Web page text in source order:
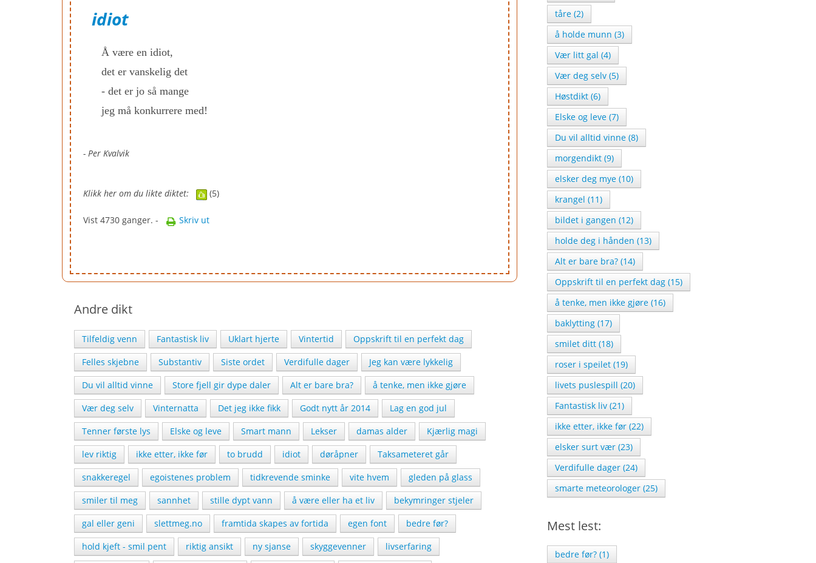
idiot
Å være en idiot,
det er vanskelig det
- det er jo så mange
jeg må konkurrere med!
- Per Kvalvik
Klikk her om du likte diktet: (5)
Vist 4730 ganger. - Skriv ut
Andre dikt
Tilfeldig venn Fantastisk liv Uklart hjerte Vintertid
Oppskrift til en perfekt dag
Felles skjebne
Substantiv Siste ordet Verdifulle dager
Jeg kan være lykkelig
Du vil alltid vinne
Store fjell gir dype daler Alt er bare bra?
å tenke, men ikke gjøre
Vær deg selv
Vinternatta Det jeg ikke fikk Godt nytt år 2014
Lag en god jul
Tenner første lys
Elske og leve Smart mann Lekser damas alder
Kjærlig magi
lev riktig
ikke etter, ikke før to brudd idiot døråpner
Taksameteret går
snakkeregel
egoistenes problem tidkrevende sminke vite hvem
gleden på glass
smiler til meg
sannhet stille dypt vann å være eller ha et liv
bekymringer stjeler
gal eller geni
slettmeg.no framtida skapes av fortida egen font
bedre før?
hold kjeft - smil pent
riktig ansikt ny sjanse skyggevenner
livserfaring
tåre (2)
å holde munn (3)
Vær litt gal (4)
Vær deg selv (5)
Høstdikt (6)
Elske og leve (7)
Du vil alltid vinne (8)
morgendikt (9)
elsker deg mye (10)
krangel (11)
bildet i gangen (12)
holde deg i hånden (13)
Alt er bare bra? (14)
Oppskrift til en perfekt dag (15)
å tenke, men ikke gjøre (16)
baklytting (17)
smilet ditt (18)
roser i speilet (19)
livets puslespill (20)
Fantastisk liv (21)
ikke etter, ikke før (22)
elsker surt vær (23)
Verdifulle dager (24)
smarte meteorologer (25)
Mest lest:
bedre før? (1)